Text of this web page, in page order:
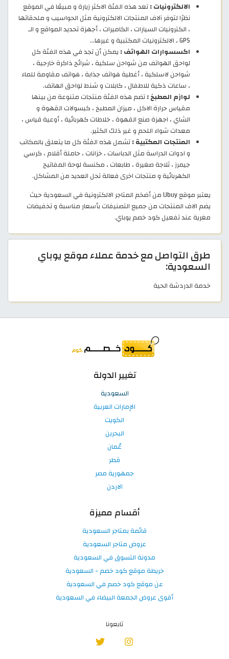
الالكترونيات :تعد هذه الفئة الاكثر زيارة و مبيعًا في الموقع
نظرًا لتوفر آلاف المنتجات الالكترونية مثل الحواسيب و ملحقاتها
، الكترونيات السيارات ، الكاميرات ، أجهزة تحديد المواقع و الـ
GPS ، الالكترونيات المكتبية و غيرها…
اكسسوارات الهواتف : يمكن أن تجد في هذه الفئة كل
لواحق الهواتف من شواحن سلكية ، شرائح ذاكرة خارجية ،
شواحن لاسلكية ، أغطية هواتف جذابة ، هواتف مقاومة للماء
، ساعات ذكية للاطفال ، كابلات و شنط لواحق الهاتف.
لوازم المطبخ :تضم هذه الفئة منتجات متنوعة من بينها
مقياس حرارة الاكل ، ميزان المطبخ ، كبسولات القهوة و
الشاي ، اجهزة صنع القهوة ، خلاطات كهربائية ، أوعية قياس ،
معدات شواء اللحم و غير ذلك الكثير.
المنتجات المكتبية :تشمل هذه الفئة كل ما يتعلق بالمكاتب
و ادوات الدراسة مثل الدباسات ، خزانات ، حاملة أقلام ، كرسي
جيمرز ، ثلاجة صغيرة ، طابعات ، مكنسة لوحة المفاتيح
الكهربائية و منتجات اخرى فعالة تحل العديد من المشاكل.
يعتبر موقع Ubuy من أضخم المتاجر الالكترونية في السعودية حيث
يضم الاف المنتجات من جميع التصنيفات بأسعار مناسبة و تخفيضات
مغرية عند تفعيل كود خصم يوباي.
طرق التواصل مع خدمة عملاء موقع يوباي
السعودية:
خدمة الدردشة الحية
تغيير الدولة
السعودية
الإمارات العربية
الكويت
البحرين
عُمان
قطر
جمهورية مصر
الاردن
أقسام مميزة
قائمة بمتاجر السعودية
عروض متاجر السعودية
مدونة التسوق في السعودية
خريطة موقع كود خصم - السعودية
عن موقع كود خصم في السعودية
أقوى عروض الجمعة البيضاء في السعودية
تابعونا